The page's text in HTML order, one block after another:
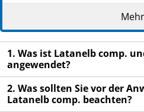
Wenn Sie weitere
an Ihren Arzt oder
Dieses Arzneimittel
verschrieben. Geben
Es kann anderen
diese die gleichen
Wenn Sie
Mehr
1. Was ist Latanelb comp.
angewendet?
2. Was sollten Sie vor der
Latanelb comp. beachten?